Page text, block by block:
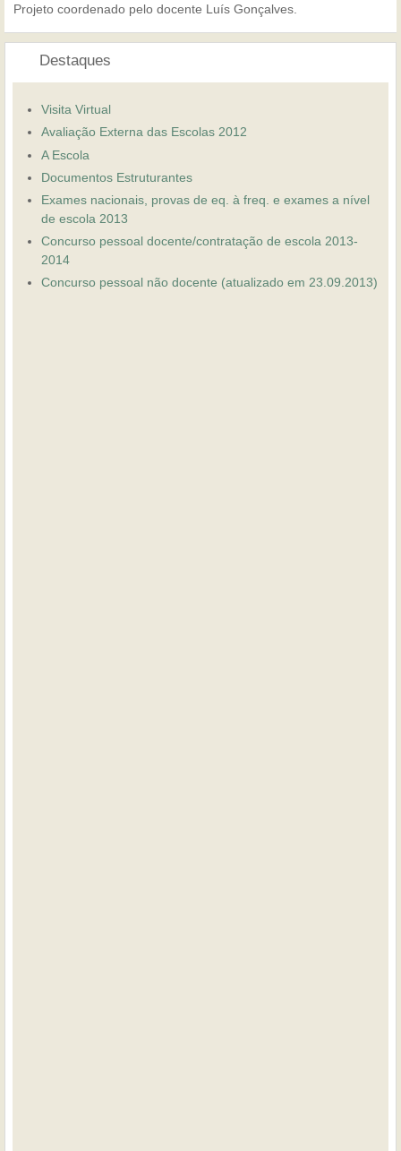
Projeto coordenado pelo docente Luís Gonçalves.
Destaques
Visita Virtual
Avaliação Externa das Escolas 2012
A Escola
Documentos Estruturantes
Exames nacionais, provas de eq. à freq. e exames a nível
de escola 2013
Concurso pessoal docente/contratação de escola 2013-
2014
Concurso pessoal não docente (atualizado em 23.09.2013)